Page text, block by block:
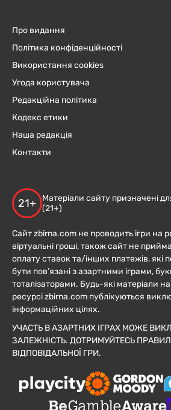
Про видання
Політика конфіденційності
Використання cookies
Угода користувача
Редакційна політика
Кодекс етики
Наша редакція
Контакти
21+
Матеріали сайту призначені
(21+)
Сайт zbirna.com не проводить ігри на
віртуальні гроші, також сайт не
оплату ставок та/інших платежів, які
бути пов’язані з азартними іграми,
тоталізаторами. Будь-які матеріали
ресурсі zbirna.com публікуються
інформаційних цілях.
УЧАСТЬ В АЗАРТНИХ ІГРАХ МОЖЕ
ЗАЛЕЖНІСТЬ. ДОТРИМУЙТЕСЬ
ВІДПОВІДАЛЬНОЇ ГРИ.